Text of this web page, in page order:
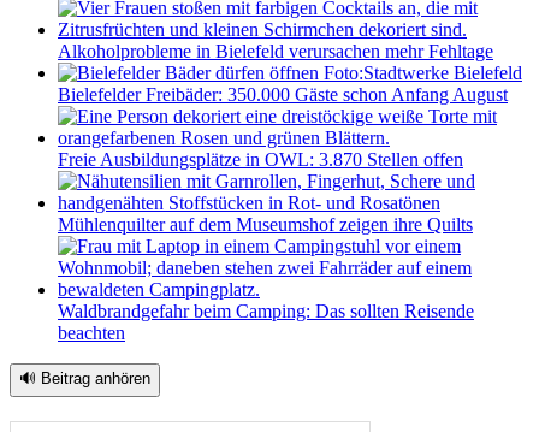
Alkoholprobleme in Bielefeld verursachen mehr Fehltage
Bielefelder Freibäder: 350.000 Gäste schon Anfang August
Freie Ausbildungsplätze in OWL: 3.870 Stellen offen
Mühlenquilter auf dem Museumshof zeigen ihre Quilts
Waldbrandgefahr beim Camping: Das sollten Reisende
beachten
🔊 Beitrag anhören